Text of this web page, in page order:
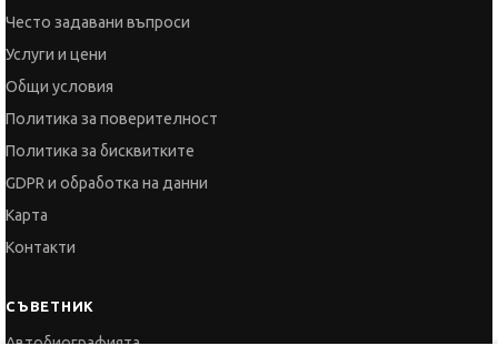
Често задавани въпроси
Услуги и цени
Общи условия
Политика за поверителност
Политика за бисквитките
GDPR и обработка на данни
Карта
Контакти
СЪВЕТНИК